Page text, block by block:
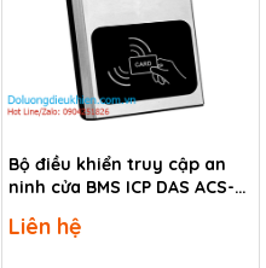
Bộ điều khiển truy cập an
ninh cửa BMS ICP DAS ACS-
Liên hệ